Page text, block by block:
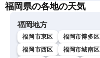
福岡県の各地の天気
福岡地方
福岡市東区 福岡市博多区
福岡市西区
福岡市城南区